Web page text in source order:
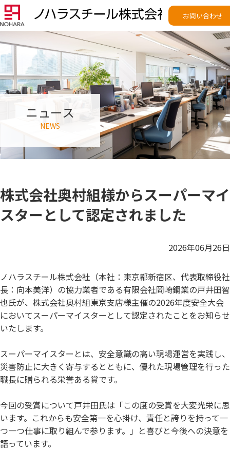
お問い合わせ
ニュース
NEWS
株式会社奥村組様からスーパーマイ
スターとして認定されました
2026年06月26日
ノハラスチール株式会社（本社：東京都新宿区、代表取締役社
長：向本美洋）の協力業者である有限会社岡崎鋼業の戸井田智
也氏が、株式会社奥村組東京支店様主催の2026年度安全大会
においてスーパーマイスターとして認定されたことをお知らせ
いたします。
スーパーマイスターとは、安全意識の高い現場運営を実践し、
災害防止に大きく寄与するとともに、優れた現場管理を行った
職長に贈られる栄誉ある賞です。
今回の受賞について戸井田氏は「この度の受賞を大変光栄に思
います。これからも安全第一を心掛け、責任と誇りを持って一
つ一つ仕事に取り組んで参ります。」と喜びと今後への決意を
語っています。